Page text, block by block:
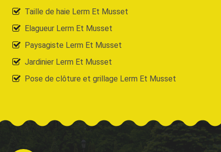
Taille de haie Lerm Et Musset
Elagueur Lerm Et Musset
Paysagiste Lerm Et Musset
Jardinier Lerm Et Musset
Pose de clôture et grillage Lerm Et Musset